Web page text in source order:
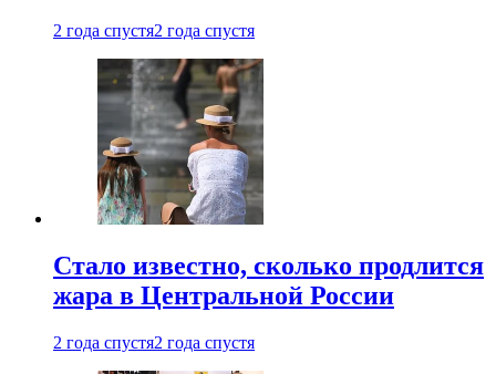
2 года спустя2 года спустя
Стало известно, сколько продлится
жара в Центральной России
2 года спустя2 года спустя